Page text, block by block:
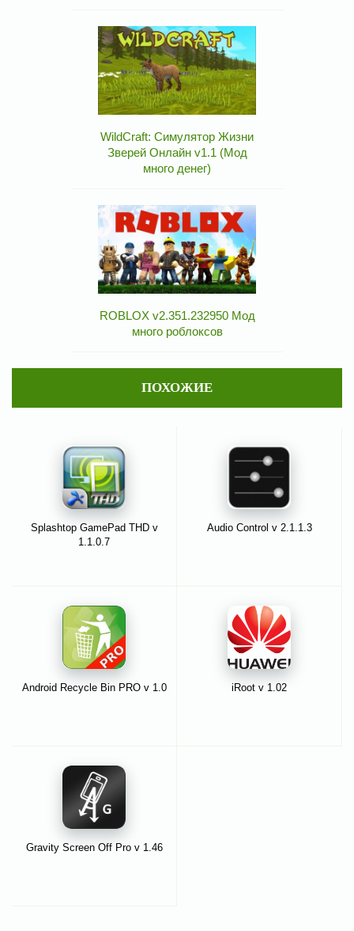
WildCraft: Симулятор Жизни
Зверей Онлайн v1.1 (Мод
много денег)
ROBLOX v2.351.232950 Мод
много роблоксов
ПОХОЖИЕ
Splashtop GamePad THD v
1.1.0.7
Audio Control v 2.1.1.3
Android Recycle Bin PRO v 1.0 iRoot v 1.02
Gravity Screen Off Pro v 1.46